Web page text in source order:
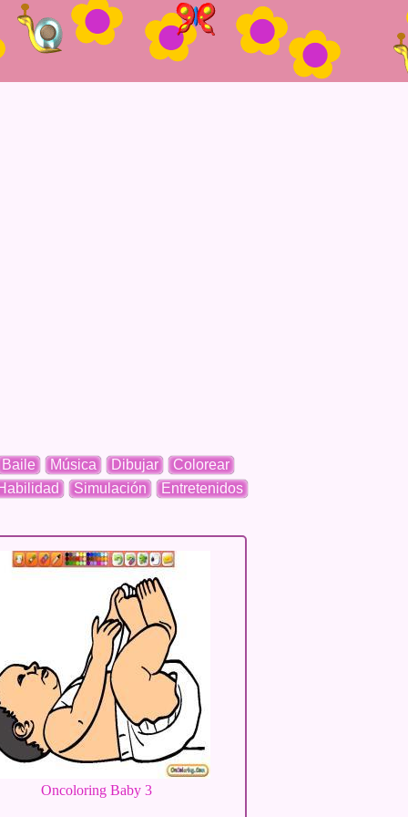
Baile Música Dibujar
Colorear
Simulación
Entretenidos
Oncoloring Baby 3